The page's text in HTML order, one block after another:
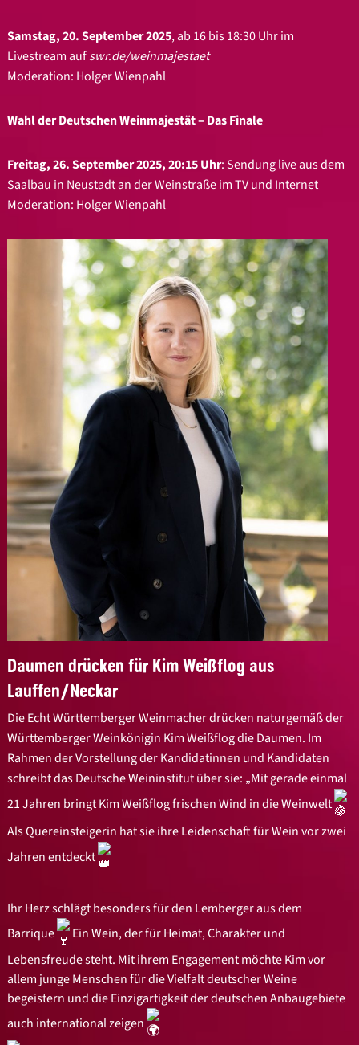
Samstag, 20. September 2025, ab 16 bis 18:30 Uhr im
Livestream aufswr.de/weinmajestaet
Moderation: Holger Wienpahl
Wahl der Deutschen Weinmajestät – Das Finale
Freitag, 26. September 2025, 20:15 Uhr: Sendung live aus dem
Saalbau in Neustadt an der Weinstraße im TV und Internet
Moderation: Holger Wienpahl
Daumen drücken für Kim Weißflog aus
Lauffen/Neckar
Die Echt Württemberger Weinmacher drücken naturgemäß der
Württemberger Weinkönigin Kim Weißflog die Daumen. Im
Rahmen der Vorstellung der Kandidatinnen und Kandidaten
schreibt das Deutsche Weininstitut über sie: „Mit gerade einmal
21 Jahren bringt Kim Weißflog frischen Wind in die Weinwelt
Als Quereinsteigerin hat sie ihre Leidenschaft für Wein vor zwei
Jahren entdeckt
Ihr Herz schlägt besonders für den Lemberger aus dem
Barrique
Ein Wein, der für Heimat, Charakter und
Lebensfreude steht. Mit ihrem Engagement möchte Kim vor
allem junge Menschen für die Vielfalt deutscher Weine
begeistern und die Einzigartigkeit der deutschen Anbaugebiete
auch international zeigen